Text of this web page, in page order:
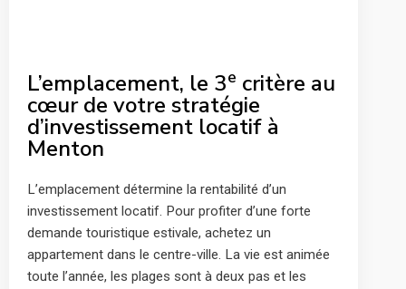
L’emplacement, le 3e critère au
cœur de votre stratégie
d’investissement locatif à
Menton
L’emplacement détermine la rentabilité d’un
investissement locatif. Pour profiter d’une forte
demande touristique estivale, achetez un
appartement dans le centre-ville. La vie est animée
toute l’année, les plages sont à deux pas et les